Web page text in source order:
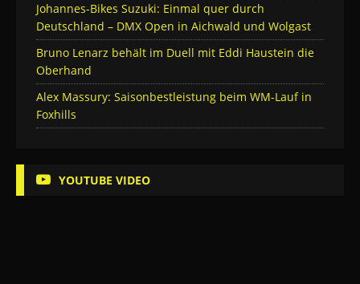
Johannes-Bikes Suzuki: Einmal quer durch
Deutschland – DMX Open in Aichwald und Wolgast
Bruno Lenarz behält im Duell mit Eddi Haustein die
Oberhand
Alex Massury: Saisonbestleistung beim WM-Lauf in
Foxhills
YOUTUBE VIDEO